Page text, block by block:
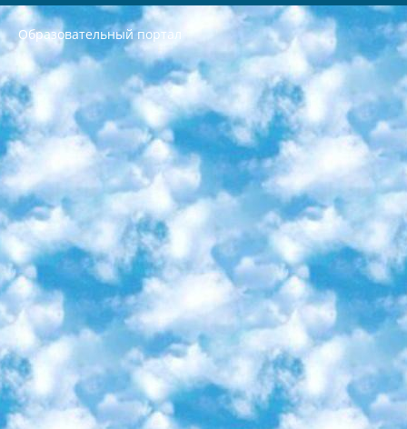
Образовательный портал
РЕСПУБЛИКА УЗБЕКИСТАН МИНИСТРЕРСТВО ДОШКОЛЬНОГО И ШКОЛЬНОГО ОБРАЗОВАНИЯ КОМАНДА в общеобразовательных учреждениях в 2023-2024 учебном году организация и проведение итоговой государственной аттестации обучающихся о Министра дошкольного и школьного образования Республики Узбекистан от 4 марта 2008 года (постановлением Минюста от 20 марта 2008 года № 1778 государственной регистрации) «Итоговое состояние учащихся общего среднего образования на основании положения об утверждении положения об аттестации общего среднего образования выпускной экзамен студентов в образовательных учреждениях в 2023-2024 учебном году В целях организации и прохождения аттестации приказываю: 1. Следующее: перечень предметов, по которым будет проводиться итоговая государственная аттестация и экзамен формы перевода согласно приложению 1; сертификаты международного образца, оценивающие уровень владения иностранными языками перечень согласно приложению 2; 2. Педагогический при специализированных образовательных учреждениях. научно-практический центр квалификации и международной оценки (Д.Давидова) 2024 г. До 25 марта: задания по предметам, по которым будет проводиться итоговая аттестация разработка и утверждение технических условий; итоговая аттестация на основании разработанного предметного задания разработка вопросов по предметам (устно и письменно), экзамен передача; общеобразовательные средние школы и специальные учебные заведения учащиеся выпускных классов школ и интернатов в агентской системе подготовка базы данных экзаменационных материалов и критериев оценки; перевод базы экзаменационных материалов на все языки обучения подать в Республиканский образовательный центр для изготовления; варианты экзаменов на основе разработанных контрольных материалов пусть будут поставлены задачи формирования. 3. Республиканский образовательный центр (Ш.Худайкулов) до 5 апреля 2024 года. до: база данных предоставленных экзаменационных материалов на все языки обучения перевод и экспертиза; для слепых, слабовидящих, глухих, слабослышащих и умственно отсталых детей учащиеся выпускных классов специализированных школ и школ-интернатов база данных экзаменационных материалов на всех преподаваемых языках подготовка критериев оценки; специализированные школы для умственно отсталых детей и технологии для учащихся выпускных классов школ-интернатов разработка соответствующих рекомендаций и критериев проведения ЕГЭ по естествознанию давать задания. 4. Педагогический при специализированных образовательных учреждениях. Научно-практический центр навыков и международной оценки (Д.Давидова), Республика образовательный центр (Худайкулов Ш.) итоговый государственный аттестационный экзамен ориентирован на творческое и логическое мышление при подготовке базы материалов учитывать введение заданий. 5. Следует отметить, что: сертификат государственного образца о знании общеобразовательного предмета и как минимум национальный уровень B1 по предметам на иностранных языках, указанным в Приложении 2. или международно признанный сертификат эквивалентного уровня студенты, изучающие определенный предмет, освобождаются от экзамена; по соответствующим предметам запланирована итоговая государственная аттестация за день до дня, путем жеребьевки Рабочей группой (в письменной форме по предметам, проводимым в форме) из числа сформированных вариантов выбрано 2 варианта; 2 выбранных варианта экзамена анонсированы на официальном сайте министерства и все выпускники по всей стране на основе этих вариантов проводит итоговую государственную аттестацию. 6. Государственное образование учащихся средних общеобразовательных учреждений. знания в соответствии с квалификационными требованиями, которые необходимо приобрести на основании стандартов итоговый (выпускной) контроль для 9 и 11 классов в целях тестирования Экзамены (далее – экзамены) состоят из предметов, перечисленных в приложении 1. будет сделано. 7. Экзамены пройдут с 26 мая по 15 июня 2024 г. (кроме науки физического воспитания). 8. Физическая для учащихся 9 классов общесредних образовательных учреждений. Экзамены по предмету «Образование, квалификация медицина» 1-6 мая 2024 года. сотрудники перевести под присмотр (с отклонениями в физическом или умственном развитии) специализированная школа для детей, школы-интернаты и со сколиозом школы-интернаты санаторного типа для больных детей исключены). 9. Он был слепым, слабовидящим и имел нарушения опорно-двигательного аппарата. экзамены в специализированных школах и интернатах для детей должны проводиться исходя из требований, предъявляемых к общеобразовательным учреждениям (физкультура кроме науки). 10. Специализированная школа для глухих и слабослышащих детей. и экзамены в интернатах и быть реализован в виде письменного теста по математике. 11. Специальность для умственно отсталых детей. Для 9 класса Родной язык и литературное письмо Государственный язык (язык обучения – узбекский). для неклассов) написано Математическое письмо Письменная/устная история Узбекистана Физическое воспитание практично Итоговый контроль Для 11 класса Написание родного языка и литературы (эссе) Математическое письмо Узбекский язык (обучение на узбекском языке) не посещающее общее среднее образование для учреждений)/Образовательное учреждение выбор письменный и устный Иностранный язык письменный/устный Письменная/устная история Узбекистана *По выбору студента:  Химия  Физика  Основы государственного права  География 10 бесплатных образовательных ресурсов - Мы составили подборку онлайн-проектов с интерактивными упражнениями, видеолекциями и статьями. Они помогут вам обрести новые и освежить старые знания бесплатно. 1. «ИНТУИТ» Старейшая образовательная площадка Рунета. Здесь вы найдёте сотни текстовых и видеокурсов на десятки различных тем — от программирования до психологии. Многие курсы подготовлены российскими университетами и крупными международными компаниями вроде Intel и Microsoft. Самостоятельное обучение бесплатное, но желающие могут оплатить услуги персональных наставников. 2. «Смартия» знакомит с актуальными профессиями и подсказывает, как им обучаться. Выбрав заинтересовавшую вас специальность — SMM-специалист, фотограф, веб-дизайнер или другую, — увидите список необходимых для неё умений. Чтобы вы могли освоить их самостоятельно, для каждого умения площадка отображает подборку ссылок на учебные материалы. Хотя «Смартия» ориентируется на русскоязычную аудиторию, часть контента всё же доступна только на английском. 3. «Лекторий Физтеха» Проект Московского физико-технического института (Физтеха). С его помощью вы можете смотреть онлайн серии лекций, записанные на видео в этом вузе. В числе доступных предметов — физика, биология, химия, информационные технологии и другие. К некоторым лекциям администрация ресурса прилагает готовые конспекты, которые можно скачивать в PDF-формате. 4. ITMOcourses Онлайн-площадка Санкт-Петербургского национального исследовательского университета информационных технологий, механики и оптики (ИТМО). Ресурс предоставляет свободный доступ к курсам, разработанным в этом вузе. Каталог материалов разбит на четыре категории: «Оптические системы и технологии», «Приборостроение и робототехника», «Информационные технологии» и «Биотехнологии». Курсы состоят из видеолекций, интерактивных демонстраций и заданий. 5. «КиберЛенинка» Электронная научная библиотека открытого доступа. Каталог площадки регулярно обрастает текстами статей из различных научных изданий. Сгруппированные по журналам и рубрикам публикации можно читать онлайн или скачивать целиком в PDF-формате. Проект нацелен на популяризацию науки за счёт открытого доступа к качественной информации. 6. «ПостНаука» На этом ресурсе публикуют подборки видеолекций, составленные экспертами из разных отраслей и объединённые общими темами. Среди них, к примеру, есть серии «Биоинформатика и геномика», «Культура средневековой Скандинавии» и Cinema Studies о теории кино. Каждая подборка лекций — логически связанная история, рассказанная экспертом от первого лица. Кроме того, на сайте появляются научно-образовательные статьи и тесты на разные темы. 7. «Newочём» Команда проекта «Newочём» отбирает самые интересные тексты из англоязычных СМИ и переводит те из них, за которые голосуют участники сообщества «ВКонтакте». По большей части это научно-популярные статьи. Редакторы придумывают лишь заголовки, в остальном содержание переводов соответствует оригиналам. Полные тексты можно читать прямо в социальной сети. 8. InternetUrok Онлайн-база материалов по основным дисциплинам школьной программы. Информация на сайте структурирована по классам, предметам и темам (урокам). Каждый урок состоит из видеолекций и конспектов. Есть также интерактивные тренажёры и тесты для закрепления пройденного материала. Даже если вы давно окончили школу, возможность повторить программу старших классов всегда может пригодиться. 9. Edutainme Ещё один ресурс об образовании. В отличие от Newtonew, как мне кажется, Edutainme больше ориентируется на представителей индустрии: педагогов, предпринимателей, разработчиков образовательных проектов. Но и любой, кто просто стремится к саморазвитию, найдёт на сайте много полезного и интересного для себя. Например, информацию о новых курсах и образовательных сервисах. 10. Newtonew Онлайн-медиа об образовании и обучении в широком смысле. Авторы Newtonew пишут об инструментах, заведениях, тактиках и стратегиях, которые помогают учить других и получать новые знания самостоятельно. На этой площадке вы найдёте новости, обзоры, аналитические мат